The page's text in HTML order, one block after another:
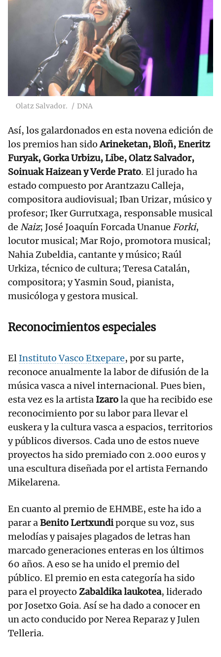
Olatz Salvador. DNA
Así, los galardonados en esta novena edición de
los premios han sidoArineketan, Bloñ, Eneritz
Furyak, Gorka Urbizu, Libe, Olatz Salvador,
Soinuak Haizean y Verde Prato. El jurado ha
estado compuesto por Arantzazu Calleja,
compositora audiovisual; Iban Urizar, músico y
profesor; Iker Gurrutxaga, responsable musical
de Naiz; José Joaquín Forcada Unanue Forki,
locutor musical; Mar Rojo, promotora musical;
Nahia Zubeldia, cantante y músico; Raúl
Urkiza, técnico de cultura; Teresa Catalán,
compositora; y Yasmin Soud, pianista,
musicóloga y gestora musical.
Reconocimientos especiales
El Instituto Vasco Etxepare, por su parte,
reconoce anualmente la labor de difusión de la
música vasca a nivel internacional. Pues bien,
esta vez es la artista Izarola que ha recibido ese
reconocimiento por su labor para llevar el
euskera y la cultura vasca a espacios, territorios
y públicos diversos. Cada uno de estos nueve
proyectos ha sido premiado con 2.000 euros y
una escultura diseñada por el artista Fernando
Mikelarena.
En cuanto al premio de EHMBE, este ha ido a
parar aBenito Lertxundiporque su voz, sus
melodías y paisajes plagados de letras han
marcado generaciones enteras en los últimos
60 años. A eso se ha unido el premio del
público. El premio en esta categoría ha sido
para el proyecto Zabaldika laukotea, liderado
por Josetxo Goia. Así se ha dado a conocer en
un acto conducido por Nerea Reparaz y Julen
Telleria.